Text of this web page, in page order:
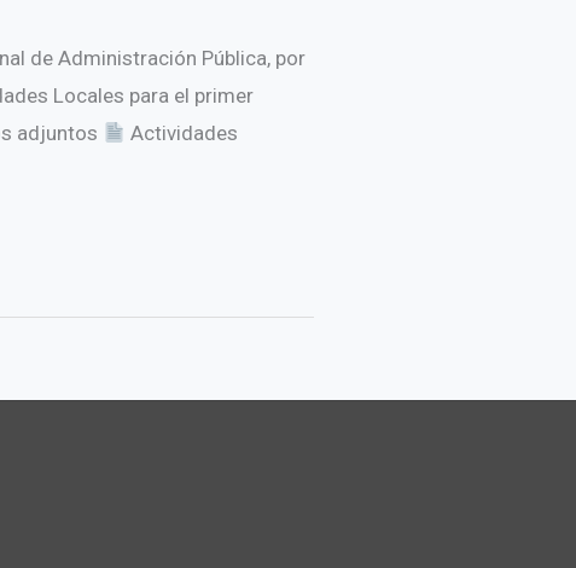
de Administración Pública, por
Locales para el primer
adjuntos
Actividades